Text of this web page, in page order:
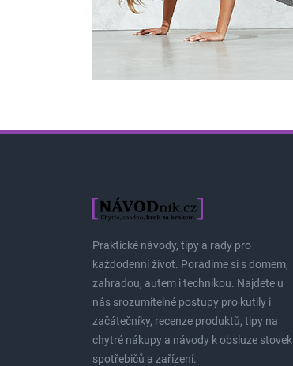
Praktické návody, tipy a rady pro
každodenní život. Poradíme si s domem,
zahradou, autem i technikou. Najdete u
nás srozumitelné postupy pro kutily i
začátečníky, recenze produktů, tipy na
chytré nákupy a návody k obsluze stovek
spotřebičů a zařízení.